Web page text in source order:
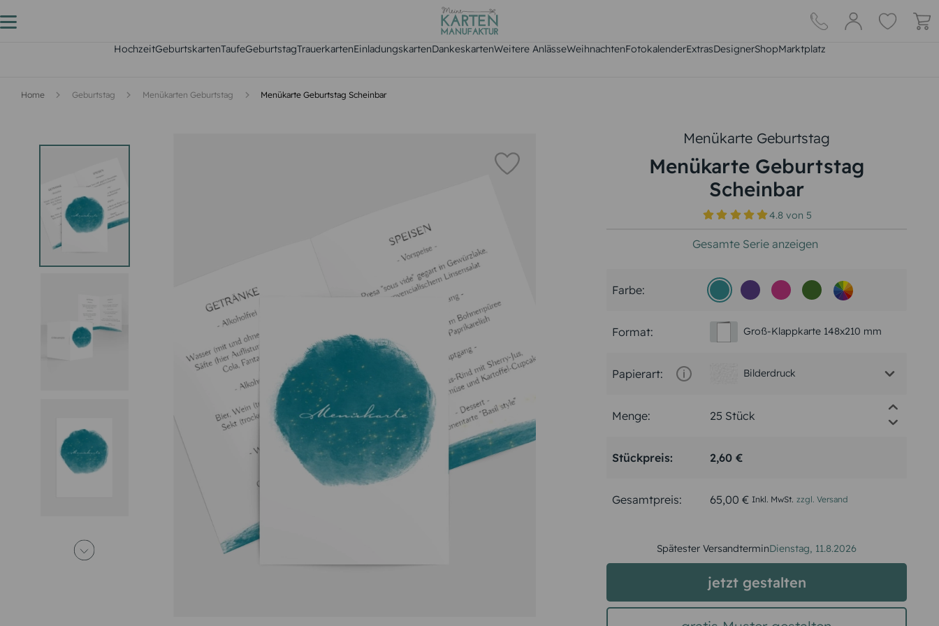
HochzeitGeburtskartenTaufeGeburtstagTrauerkartenEinladungskartenDankeskartenWeitere AnlässeWeihnachtenFotokalenderExtrasDesignerShopMarktplatz
Home Geburtstag Menükarten Geburtstag Menükarte Geburtstag Scheinbar
Menükarte Geburtstag
Menükarte Geburtstag
Scheinbar
4.8von 5
Gesamte Serie anzeigen
Farbe:
Format: Groß-Klappkarte 148x210 mm
Papierart: Bilderdruck
Menge:
Stückpreis: 2,60 €
Gesamtpreis: 65,00 € Inkl. MwSt. zzgl. Versand
Spätester VersandterminDienstag, 11.8.2026
jetzt gestalten